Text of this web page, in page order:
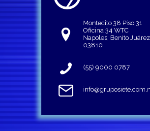
Montecito 38 Piso 31
Oficina 34 WTC
Napoles, Benito Juárez
03810
(55) 9000 0787